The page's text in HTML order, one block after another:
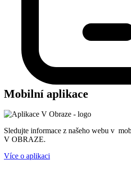
Mobilní aplikace
Sledujte informace z našeho webu v
V OBRAZE.
Více o aplikaci